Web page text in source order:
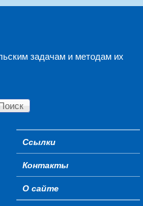
задачам и методам их
Secondary menu
Ссылки
Контакты
О сайте